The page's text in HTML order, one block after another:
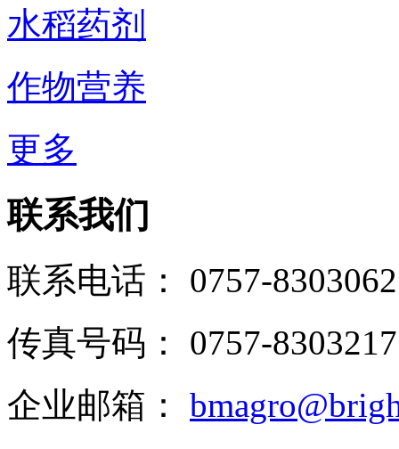
水稻药剂
作物营养
更多
联系我们
联系电话： 0757-
传真号码： 0757-
企业邮箱：